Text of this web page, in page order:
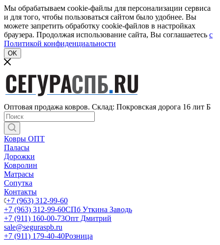
Мы обрабатываем cookie-файлы для персонализации сервиса
и для того, чтобы пользоваться сайтом было удобнее. Вы
можете запретить обработку cookie-файлов в настройках
браузера. Продолжая использование сайта, Вы соглашаетесь c
Политикой конфиденциальности
OK
Оптовая продажа ковров. Склад: Покровская дорога 16 лит Б
Ковры ОПТ
Паласы
Дорожки
Ковролин
Матрасы
Сопутка
Контакты
+7 (963) 312-99-60
+7 (963) 312-99-60СПб Уткина Заводь
+7 (911) 160-00-73Опт Дмитрий
sale@seguraspb.ru
+7 (911) 179-40-40Розница